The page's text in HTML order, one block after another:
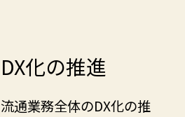
DX化の推進
流通業務全体のDX化の推